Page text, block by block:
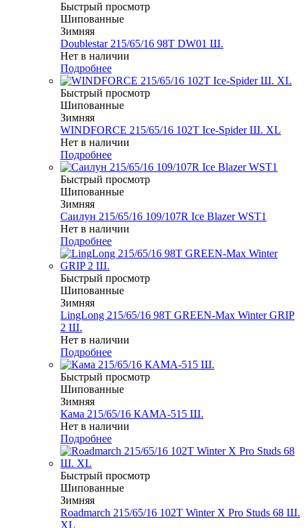
Быстрый просмотр
Шипованные
Зимняя
Doublestar 215/65/16 98T DW01 Ш.
Нет в наличии
Подробнее
Быстрый просмотр
Шипованные
Зимняя
WINDFORCE 215/65/16 102T Ice-Spider Ш. XL
Нет в наличии
Подробнее
Быстрый просмотр
Шипованные
Зимняя
Саилун 215/65/16 109/107R Ice Blazer WST1
Нет в наличии
Подробнее
Быстрый просмотр
Шипованные
Зимняя
LingLong 215/65/16 98T GREEN-Max Winter GRIP
2 Ш.
Нет в наличии
Подробнее
Быстрый просмотр
Шипованные
Зимняя
Кама 215/65/16 КАМА-515 Ш.
Нет в наличии
Подробнее
Быстрый просмотр
Шипованные
Зимняя
Roadmarch 215/65/16 102T Winter X Pro Studs 68 Ш.
XL